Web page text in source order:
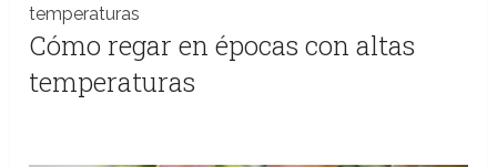
temperaturas
Cómo regar en épocas con altas
temperaturas